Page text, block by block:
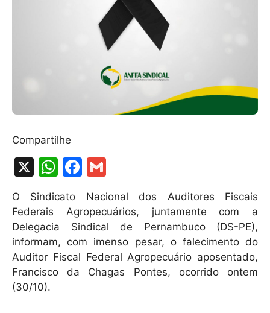
Compartilhe
X
W
at
s
A
p
p
F
a
c
e
b
o
o
m
ai
l
O Sindicato Nacional dos Auditores Fiscais
Federais Agropecuários, juntamente com a
Delegacia Sindical de Pernambuco (DS-PE),
informam, com imenso pesar, o falecimento do
Auditor Fiscal Federal Agropecuário aposentado,
Francisco da Chagas Pontes, ocorrido ontem
(30/10).